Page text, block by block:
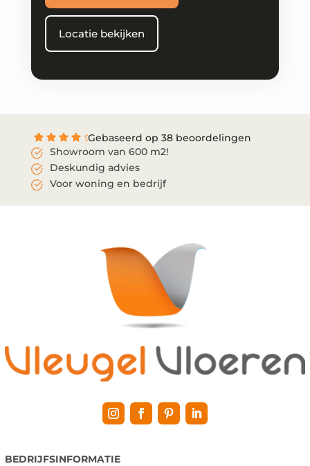
Locatie bekijken
Gebaseerd op 38 beoordelingen
Showroom van 600 m2!
Deskundig advies
Voor woning en bedrijf
BEDRIJFSINFORMATIE